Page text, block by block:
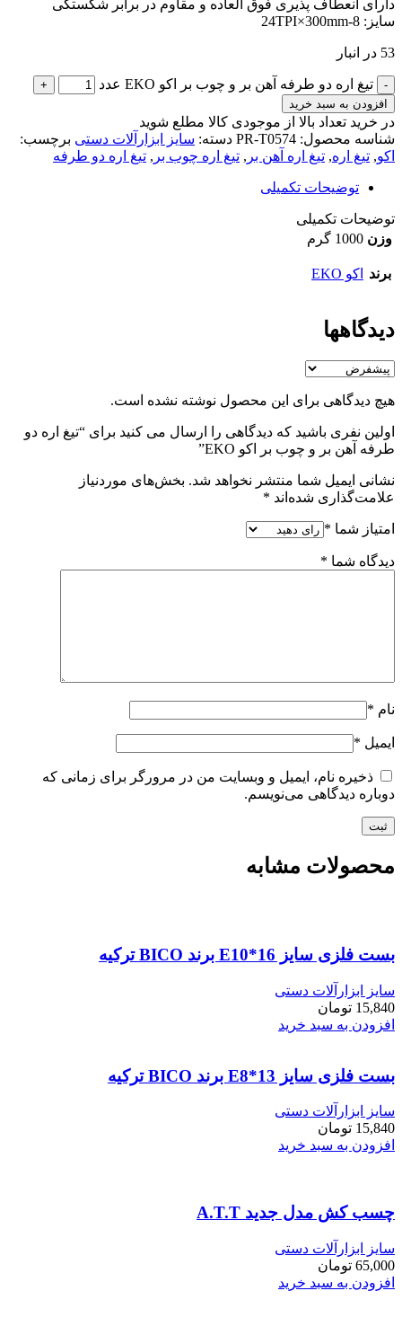
دارای انعطاف پذیری فوق العاده و مقاوم در برابر شکستگی
سایز: 8-24TPI×300mm
53 در انبار
تیغ اره دو طرفه آهن بر و چوب بر اکو EKO عدد
افزودن به سبد خرید
در خرید تعداد بالا از موجودی کالا مطلع شوید
شناسه محصول: PR-T0574 دسته: سایز ابزارآلات دستی برچسب:
اکو, تیغ اره, تیغ اره آهن بر , تیغ اره چوب بر , تیغ اره دو طرفه
توضیحات تکمیلی
توضیحات تکمیلی
وزن 1000 گرم
برند اکو EKO
دیدگاهها
هیچ دیدگاهی برای این محصول نوشته نشده است.
اولین نفری باشید که دیدگاهی را ارسال می کنید برای “تیغ اره دو
طرفه آهن بر و چوب بر اکو EKO”
نشانی ایمیل شما منتشر نخواهد شد. بخش‌های موردنیاز
علامت‌گذاری شده‌اند *
امتیاز شما *
دیدگاه شما *
نام *
ایمیل *
ذخیره نام، ایمیل و وبسایت من در مرورگر برای زمانی که
دوباره دیدگاهی می‌نویسم.
محصولات مشابه
بست فلزی سایز E10*16 برند BICO ترکیه
سایز ابزارآلات دستی
15,840 تومان
افزودن به سبد خرید
بست فلزی سایز E8*13 برند BICO ترکیه
سایز ابزارآلات دستی
15,840 تومان
افزودن به سبد خرید
چسب کش مدل جدید A.T.T
سایز ابزارآلات دستی
65,000 تومان
افزودن به سبد خرید